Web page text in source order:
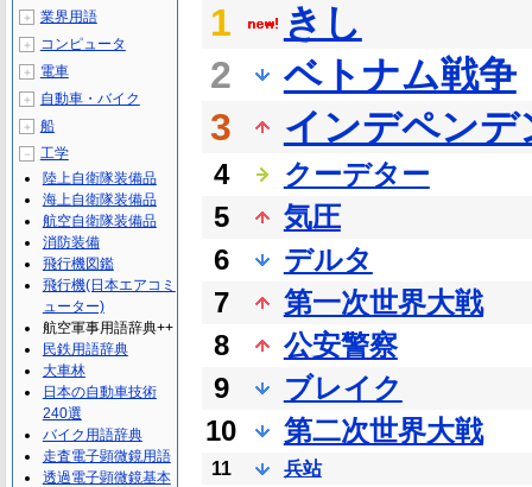
1
きし
2
ベトナム戦争
3
インデペンデ
4
クーデター
5
気圧
6
デルタ
7
第一次世界大戦
8
公安警察
9
ブレイク
10
第二次世界大戦
11
兵站
＋ 業界用語
＋ コンピュータ
＋ 電車
＋ 自動車・バイク
＋ 船
－
工学
陸上自衛隊装備品
海上自衛隊装備品
航空自衛隊装備品
消防装備
飛行機図鑑
飛行機(日本エアコミ
ューター)
航空軍事用語辞典++
民鉄用語辞典
大車林
日本の自動車技術
240選
バイク用語辞典
走査電子顕微鏡用語
透過電子顕微鏡基本